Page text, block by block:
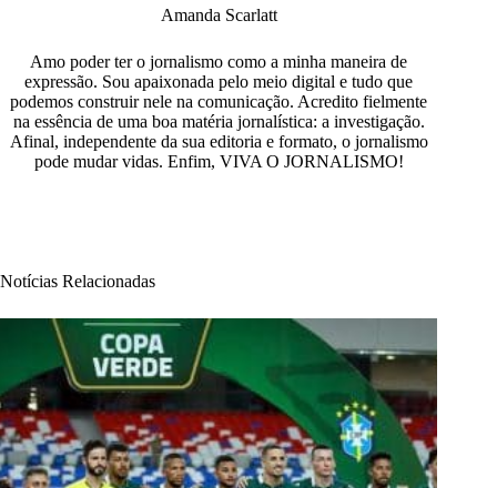
Amanda Scarlatt
Amo poder ter o jornalismo como a minha maneira de
expressão. Sou apaixonada pelo meio digital e tudo que
podemos construir nele na comunicação. Acredito fielmente
na essência de uma boa matéria jornalística: a investigação.
Afinal, independente da sua editoria e formato, o jornalismo
pode mudar vidas. Enfim, VIVA O JORNALISMO!
Notícias Relacionadas